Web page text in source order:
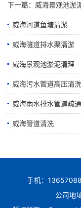
下一篇： 威海景观池淤
威海河道鱼塘清淤
威海隧道排水渠清淤
威海景观池淤泥清理
威海污水管道高压清洗
威海雨水排水管道疏通
威海管道清洗
手机：
公司地